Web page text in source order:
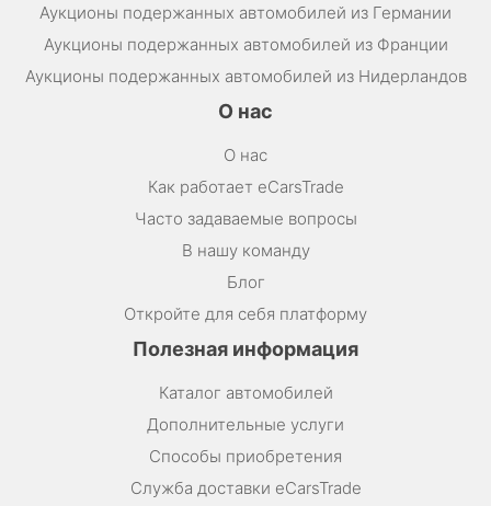
Аукционы подержанных автомобилей из Германии
Аукционы подержанных автомобилей из Франции
Аукционы подержанных автомобилей из Нидерландов
О нас
О нас
Как работает eCarsTrade
Часто задаваемые вопросы
В нашу команду
Блог
Откройте для себя платформу
Полезная информация
Каталог автомобилей
Дополнительные услуги
Способы приобретения
Служба доставки eCarsTrade